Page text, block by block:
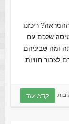
ריכזנו
שלכם עם
ומה שביניהם
לצבור חוויות
קרא עוד